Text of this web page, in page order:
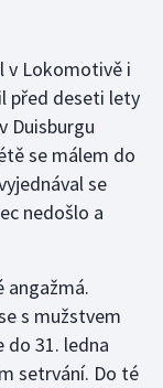
v Lokomotivě i
před deseti lety
Duisburgu
se málem do
se
nedošlo a
angažmá.
s mužstvem
31. ledna
setrvání. Do té